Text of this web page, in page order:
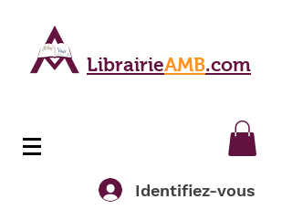
LibrairieAMB.com
Identifiez-vous